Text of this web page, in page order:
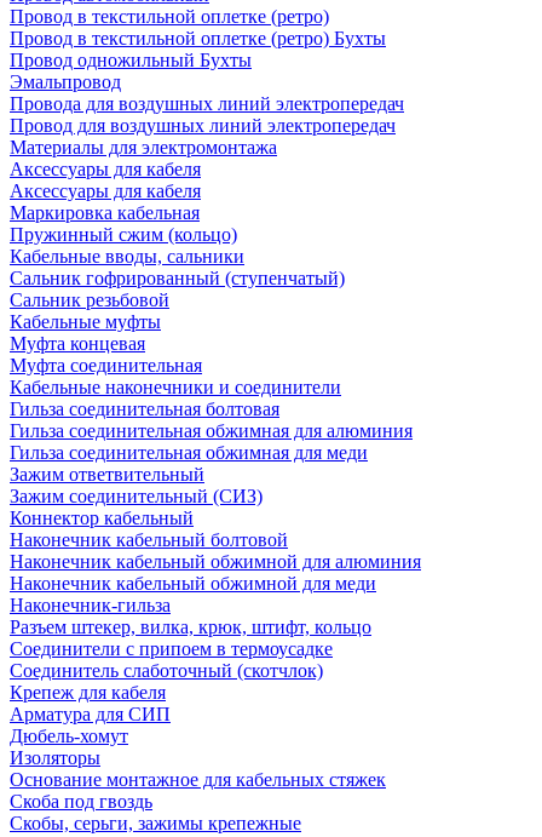
Провод в текстильной оплетке (ретро)
Провод в текстильной оплетке (ретро) Бухты
Провод одножильный Бухты
Эмальпровод
Провода для воздушных линий электропередач
Провод для воздушных линий электропередач
Материалы для электромонтажа
Аксессуары для кабеля
Аксессуары для кабеля
Маркировка кабельная
Пружинный сжим (кольцо)
Кабельные вводы, сальники
Сальник гофрированный (ступенчатый)
Сальник резьбовой
Кабельные муфты
Муфта концевая
Муфта соединительная
Кабельные наконечники и соединители
Гильза соединительная болтовая
Гильза соединительная обжимная для алюминия
Гильза соединительная обжимная для меди
Зажим ответвительный
Зажим соединительный (СИЗ)
Коннектор кабельный
Наконечник кабельный болтовой
Наконечник кабельный обжимной для алюминия
Наконечник кабельный обжимной для меди
Наконечник-гильза
Разъем штекер, вилка, крюк, штифт, кольцо
Соединители с припоем в термоусадке
Соединитель слаботочный (скотчлок)
Крепеж для кабеля
Арматура для СИП
Дюбель-хомут
Изоляторы
Основание монтажное для кабельных стяжек
Скоба под гвоздь
Скобы, серьги, зажимы крепежные